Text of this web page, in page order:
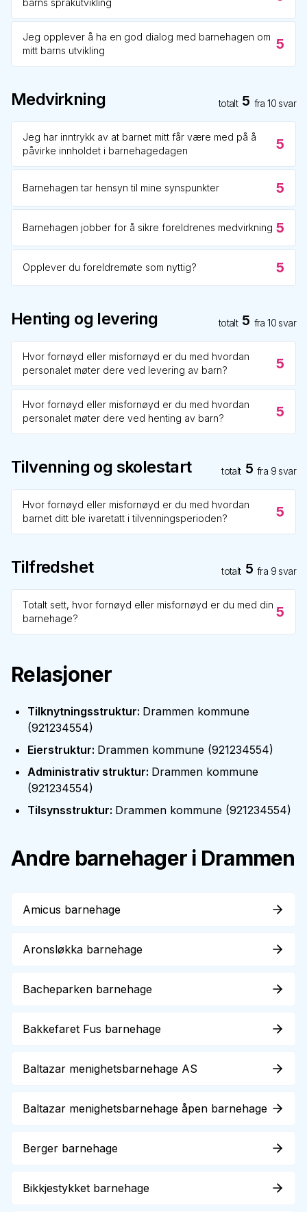
barns språkutvikling
Jeg opplever å ha en god dialog med barnehagen om
mitt barns utvikling
5
Medvirkning totalt 5 fra10 svar
Jeg har inntrykk av at barnet mitt får være med på å
påvirke innholdet i barnehagedagen
5
Barnehagen tar hensyn til mine synspunkter 5
Barnehagen jobber for å sikre foreldrenes medvirkning 5
Opplever du foreldremøte som nyttig? 5
Henting og levering totalt 5 fra10 svar
Hvor fornøyd eller misfornøyd er du med hvordan
personalet møter dere ved levering av barn?
5
Hvor fornøyd eller misfornøyd er du med hvordan
personalet møter dere ved henting av barn?
5
Tilvenning og skolestart totalt 5 fra 9 svar
Hvor fornøyd eller misfornøyd er du med hvordan
barnet ditt ble ivaretatt i tilvenningsperioden?
5
Tilfredshet totalt 5 fra 9 svar
Totalt sett, hvor fornøyd eller misfornøyd er du med din
barnehage?
5
Relasjoner
Tilknytningsstruktur: Drammen kommune
(921234554)
Eierstruktur: Drammen kommune (921234554)
Administrativ struktur: Drammen kommune
(921234554)
Tilsynsstruktur: Drammen kommune (921234554)
Andre barnehager i Drammen
Amicus barnehage
Aronsløkka barnehage
Bacheparken barnehage
Bakkefaret Fus barnehage
Baltazar menighetsbarnehage AS
Baltazar menighetsbarnehage åpen barnehage
Berger barnehage
Bikkjestykket barnehage